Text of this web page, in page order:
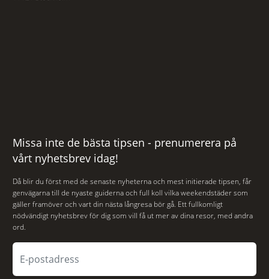
Missa inte de bästa tipsen - prenumerera på
vårt nyhetsbrev idag!
Då blir du först med de senaste nyheterna och mest initierade tipsen, får
genvägarna till de nyaste guiderna och full koll vilka weekendstäder som
gäller framöver och vart din nästa långresa bör gå. Ett fullkomligt
nödvändigt nyhetsbrev för dig som vill få ut mer av dina resor, med andra
ord.